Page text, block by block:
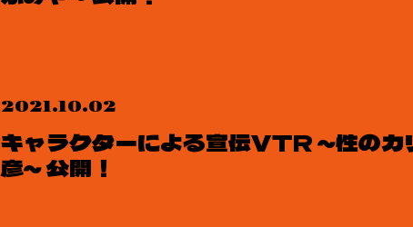
2021.10.02
キャラクターによる宣伝VTR ～性のカ
彦～ 公開！